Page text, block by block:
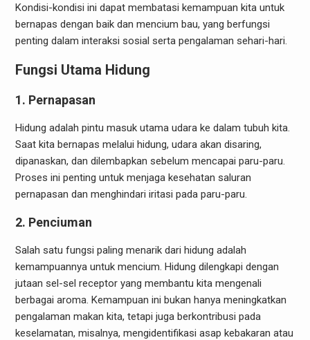
Kondisi-kondisi ini dapat membatasi kemampuan kita untuk
bernapas dengan baik dan mencium bau, yang berfungsi
penting dalam interaksi sosial serta pengalaman sehari-hari.
Fungsi Utama Hidung
1. Pernapasan
Hidung adalah pintu masuk utama udara ke dalam tubuh kita.
Saat kita bernapas melalui hidung, udara akan disaring,
dipanaskan, dan dilembapkan sebelum mencapai paru-paru.
Proses ini penting untuk menjaga kesehatan saluran
pernapasan dan menghindari iritasi pada paru-paru.
2. Penciuman
Salah satu fungsi paling menarik dari hidung adalah
kemampuannya untuk mencium. Hidung dilengkapi dengan
jutaan sel-sel receptor yang membantu kita mengenali
berbagai aroma. Kemampuan ini bukan hanya meningkatkan
pengalaman makan kita, tetapi juga berkontribusi pada
keselamatan, misalnya, mengidentifikasi asap kebakaran atau